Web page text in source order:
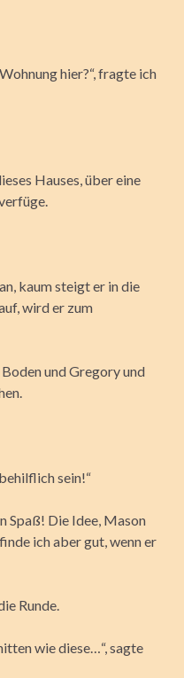
hier?“, fragte ich
Hauses, über eine
kaum steigt er in die
wird er zum
und Gregory und
sein!“
Spaß! Die Idee, Mason
ich aber gut, wenn er
Runde.
wie diese…“, sagte